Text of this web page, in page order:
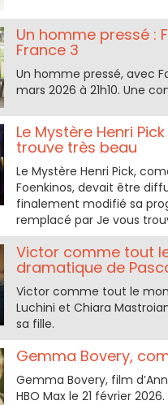
Un homme pressé :
France 3
Un homme pressé, avec
mars 2026 à 21h10. Une
Le Mystère Henri
trouve très beau
Le Mystère Henri Pick,
Foenkinos, devait être
finalement modifié sa
remplacé par Je vous
Victor comme tout
dramatique de
Victor comme tout le
Luchini et Chiara
sa fille.
Gemma Bovery,
Gemma Bovery, film
HBO Max le 21 février 2026.